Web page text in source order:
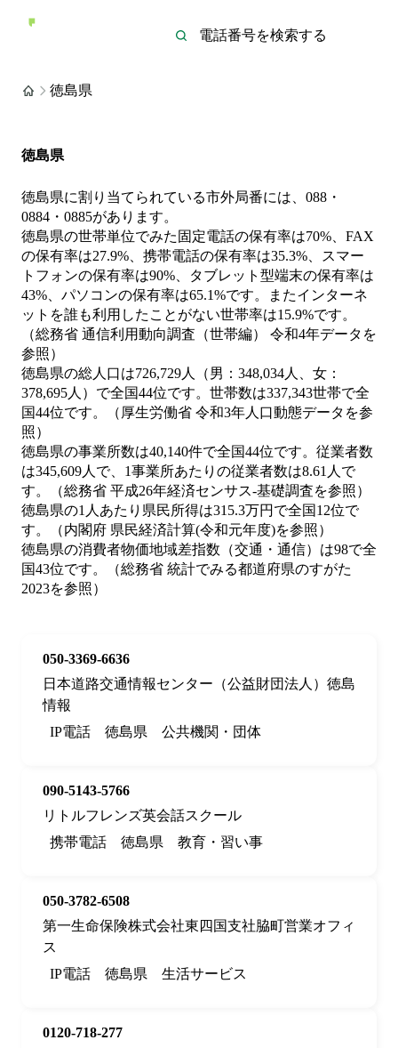
徳島県
徳島県
徳島県に割り当てられている市外局番には、088・
0884・0885があります。
徳島県の世帯単位でみた固定電話の保有率は70%、FAX
の保有率は27.9%、携帯電話の保有率は35.3%、スマー
トフォンの保有率は90%、タブレット型端末の保有率は
43%、パソコンの保有率は65.1%です。またインターネ
ットを誰も利用したことがない世帯率は15.9%です。
（総務省 通信利用動向調査（世帯編） 令和4年データを
参照）
徳島県の総人口は726,729人（男：348,034人、女：
378,695人）で全国44位です。世帯数は337,343世帯で全
国44位です。（厚生労働省 令和3年人口動態データを参
照）
徳島県の事業所数は40,140件で全国44位です。従業者数
は345,609人で、1事業所あたりの従業者数は8.61人で
す。（総務省 平成26年経済センサス‐基礎調査を参照）
徳島県の1人あたり県民所得は315.3万円で全国12位で
す。（内閣府 県民経済計算(令和元年度)を参照）
徳島県の消費者物価地域差指数（交通・通信）は98で全
国43位です。（総務省 統計でみる都道府県のすがた
2023を参照）
050-3369-6636
日本道路交通情報センター（公益財団法人）徳島
情報
IP電話
徳島県 公共機関・団体
090-5143-5766
リトルフレンズ英会話スクール
携帯電話
徳島県 教育・習い事
050-3782-6508
第一生命保険株式会社東四国支社脇町営業オフィ
ス
IP電話
徳島県 生活サービス
0120-718-277